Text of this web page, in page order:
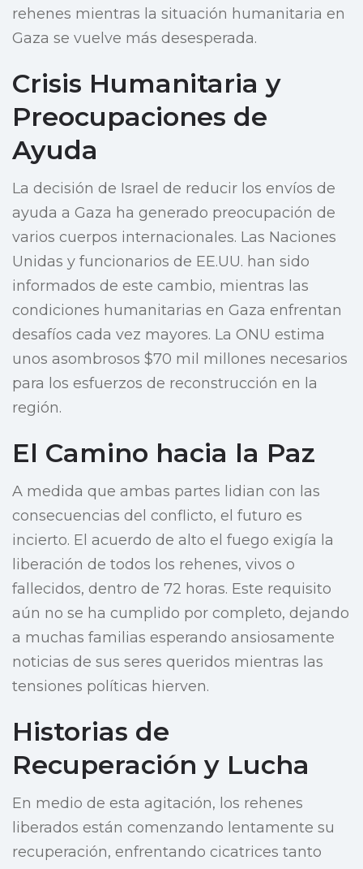
rehenes mientras la situación humanitaria en
Gaza se vuelve más desesperada.
Crisis Humanitaria y
Preocupaciones de
Ayuda
La decisión de Israel de reducir los envíos de
ayuda a Gaza ha generado preocupación de
varios cuerpos internacionales. Las Naciones
Unidas y funcionarios de EE.UU. han sido
informados de este cambio, mientras las
condiciones humanitarias en Gaza enfrentan
desafíos cada vez mayores. La ONU estima
unos asombrosos $70 mil millones necesarios
para los esfuerzos de reconstrucción en la
región.
El Camino hacia la Paz
A medida que ambas partes lidian con las
consecuencias del conflicto, el futuro es
incierto. El acuerdo de alto el fuego exigía la
liberación de todos los rehenes, vivos o
fallecidos, dentro de 72 horas. Este requisito
aún no se ha cumplido por completo, dejando
a muchas familias esperando ansiosamente
noticias de sus seres queridos mientras las
tensiones políticas hierven.
Historias de
Recuperación y Lucha
En medio de esta agitación, los rehenes
liberados están comenzando lentamente su
recuperación, enfrentando cicatrices tanto